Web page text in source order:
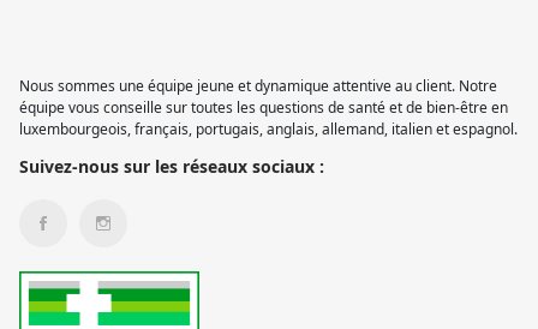
Nous sommes une équipe jeune et dynamique attentive au client. Notre
équipe vous conseille sur toutes les questions de santé et de bien-être en
luxembourgeois, français, portugais, anglais, allemand, italien et espagnol.
Suivez-nous sur les réseaux sociaux :